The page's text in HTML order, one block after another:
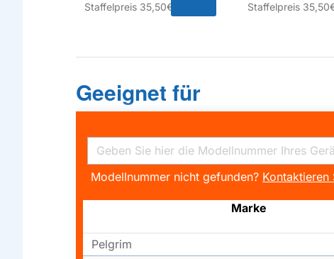
Staffelpreis 35,50€ Staffelpreis35,50€
Geeignet für
Modellnummer nicht gefunden? Kontaktieren
Marke
Pelgrim